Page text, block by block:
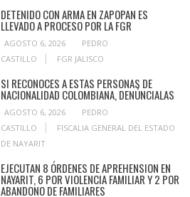
DETENIDO CON ARMA EN ZAPOPAN ES
LLEVADO A PROCESO POR LA FGR
AGOSTO 6, 2026
PEDRO
CASTILLO
FGR JALISCO
SI RECONOCES A ESTAS PERSONAS DE
NACIONALIDAD COLOMBIANA, DENÚNCIALAS
AGOSTO 6, 2026
PEDRO
CASTILLO
FISCALIA GENERAL DEL ESTADO
DE NAYARIT
EJECUTAN 8 ÓRDENES DE APREHENSION EN
NAYARIT, 6 POR VIOLENCIA FAMILIAR Y 2 POR
ABANDONO DE FAMILIARES